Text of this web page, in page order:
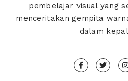
pembelajar visual yang
menceritakan gempita
dalam